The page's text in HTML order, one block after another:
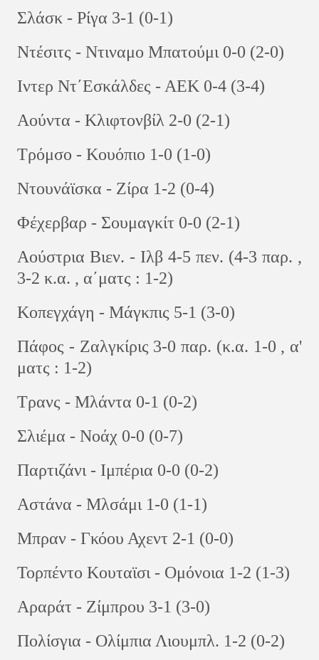
Σλάσκ - Ρίγα 3-1 (0-1)
Nτέσιτς - Ντιναμο Μπατούμι 0-0 (2-0)
Ιντερ Ντ΄Εσκάλδες - ΑΕΚ 0-4 (3-4)
Αούντα - Κλιφτονβίλ 2-0 (2-1)
Τρόμσο - Κουόπιο 1-0 (1-0)
Ντουνάϊσκα - Ζίρα 1-2 (0-4)
Φέχερβαρ - Σουμαγκίτ 0-0 (2-1)
Αούστρια Βιεν. - Ιλβ 4-5 πεν. (4-3 παρ. ,
3-2 κ.α. , α΄ματς : 1-2)
Κοπεγχάγη - Μάγκπις 5-1 (3-0)
Πάφος - Ζαλγκίρις 3-0 παρ. (κ.α. 1-0 , α'
ματς : 1-2)
Τρανς - Μλάντα 0-1 (0-2)
Σλιέμα - Νοάχ 0-0 (0-7)
Παρτιζάνι - Ιμπέρια 0-0 (0-2)
Αστάνα - Μλσάμι 1-0 (1-1)
Μπραν - Γκόου Αχεντ 2-1 (0-0)
Τορπέντο Κουταϊσι - Ομόνοια 1-2 (1-3)
Αραράτ - Ζίμπρου 3-1 (3-0)
Πολίσγια - Ολίμπια Λιουμπλ. 1-2 (0-2)